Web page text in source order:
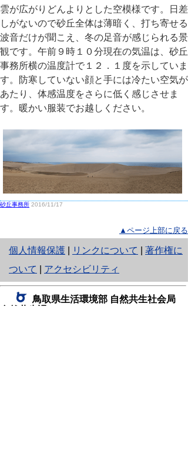
雲が広がりどんよりとした空模様です。日差
しがないので砂丘全体は薄暗く、打ち寄せる
波音だけが聞こえ、冬の足音が感じられる景
観です。午前９時１０分現在の気温は、砂丘
事務所横の温度計で１２．１度を示していま
す。防寒していない顔と手には冷たい空気が
あたり、体感温度をさらに低く感じさせま
す。暖かい服装でお越しください。
砂丘事務所 2016/11/17
▲ページ上部に戻る
個人情報保護
と
り
ネ
ッ
リンクについて
著作権に
ついて
アクセシビリティ
鳥取県生活環境部 自然共生社会局